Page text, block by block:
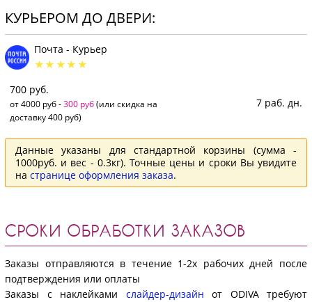
КУРЬЕРОМ ДО ДВЕРИ:
Почта - Курьер
700 руб.
от 4000 руб -300 руб(или скидка на
доставку 400 руб)
7 раб. дн.
Данные указаны для стандартной корзины (сумма -
1000руб. и вес - 0.3кг). Точные цены и сроки Вы увидите
на странице оформления заказа.
СРОКИ ОБРАБОТКИ ЗАКАЗОВ
Заказы отправляются в течение 1-2х рабочих дней после
подтверждения или оплаты
Заказы с наклейками слайдер-дизайн от ODIVA требуют